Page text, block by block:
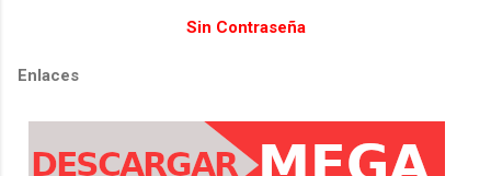
Sin Contraseña
Enlaces